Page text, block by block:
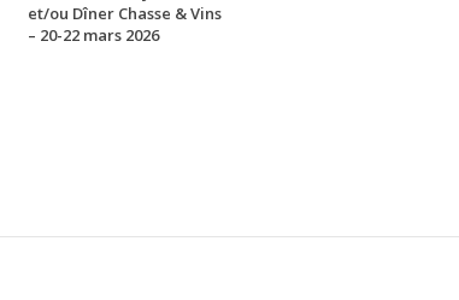
et/ou Dîner Chasse & Vins
– 20-22 mars 2026